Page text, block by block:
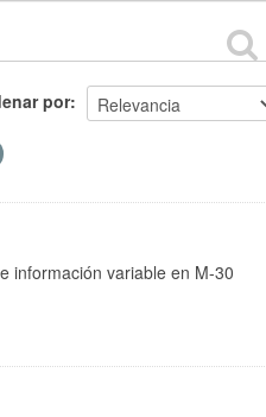
por
información variable en M-30